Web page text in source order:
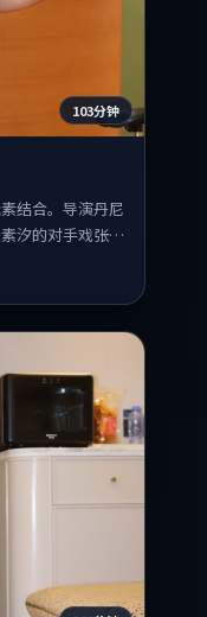
103分钟
结合。导演丹尼
汐的对手戏张力